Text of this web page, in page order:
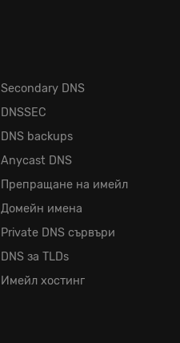
Secondary DNS
DNSSEC
DNS backups
Anycast DNS
Препращане на имейл
Домейн имена
Private DNS сървъри
DNS за TLDs
Имейл хостинг